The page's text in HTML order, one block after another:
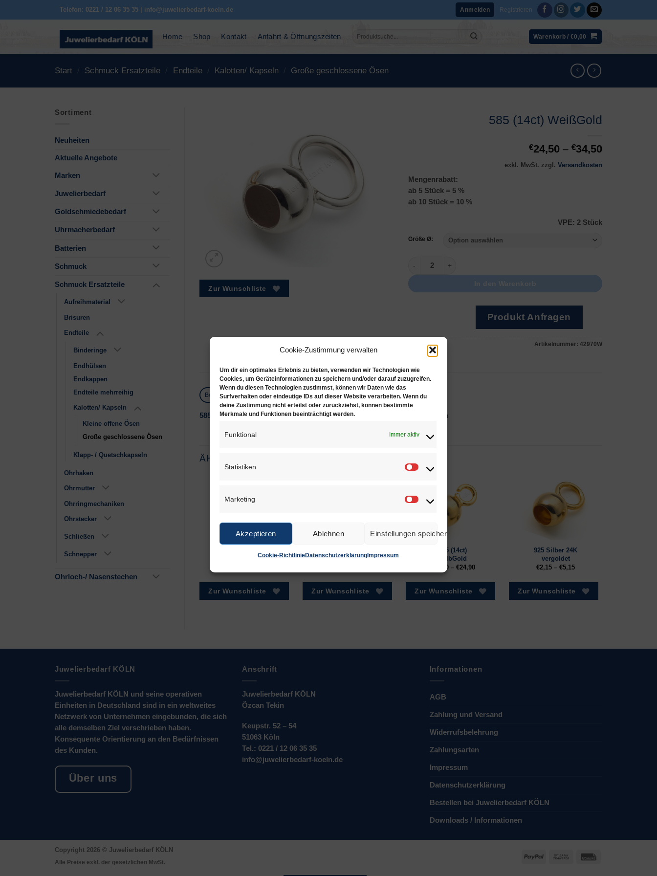
Cookie-Zustimmung verwalten
Um dir ein optimales Erlebnis zu bieten, verwenden wir Technologien wie
Cookies, um Geräteinformationen zu speichern und/oder darauf zuzugreifen.
Wenn du diesen Technologien zustimmst, können wir Daten wie das
Surfverhalten oder eindeutige IDs auf dieser Website verarbeiten. Wenn du
deine Zustimmung nicht erteilst oder zurückziehst, können bestimmte
Merkmale und Funktionen beeinträchtigt werden.
Funktional Immer aktiv
Statistiken
Statistiken
Marketing
Marketing
Akzeptieren Ablehnen Einstellungen speichern
Cookie-RichtlinieDatenschutzerklärung Impressum
Telefon: 0221 / 12 06 35 35 | info@juwelierbedarf-koeln.de Anmelden Registrieren
Home Shop Kontakt Anfahrt & Öffnungszeiten
Suchen
Warenkorb /€0,00
Start / Schmuck Ersatzteile / Endteile / Kalotten/ Kapseln / Große geschlossene Ösen
Sortiment
Neuheiten
Aktuelle Angebote
Marken
Juwelierbedarf
Goldschmiedebedarf
Uhrmacherbedarf
Batterien
Schmuck
Schmuck Ersatzteile
Aufreihmaterial
Brisuren
Endteile
Binderinge
Endhülsen
Endkappen
Endteile mehrreihig
Kalotten/ Kapseln
Kleine offene Ösen
Große geschlossene Ösen
Klapp- / Quetschkapseln
Ohrhaken
Ohrmutter
Ohrringmechaniken
Ohrstecker
Schließen
Schnepper
Ohrloch-/ Nasenstechen
Zur Wunschliste
585 (14ct) WeißGold
€24,50 – €34,50
exkl. MwSt. zzgl. Versandkosten
Mengenrabatt:
ab 5 Stück = 5 %
ab 10 Stück = 10 %
VPE: 2 Stück
Größe Ø:
585 (14ct) WeißGold Menge
In den Warenkorb
Produkt Anfragen
Artikelnummer: 42970W
Beschreibung Zusätzliche Informationen
585 (14ct) WeißGold Kalotten / Endkapseln mit große geschlossene Ösen
ÄHNLICHE PRODUKTE
vergoldet, poliert
Zur Wunschliste Zur Wunschliste
585 (14ct)
GelbGold
13,50 – €24,90
Zur Wunschliste
925 Silber 24K
vergoldet
€2,15 – €5,15
Zur Wunschliste
375 (9ct) GelbGold
Juwelierbedarf KÖLN
Juwelierbedarf KÖLN und seine operativen
Einheiten in Deutschland sind in ein weltweites
Netzwerk von Unternehmen eingebunden, die sich
alle demselben Ziel verschrieben haben.
Konsequente Orientierung an den Bedürfnissen
des Kunden.
Über uns
Anschrift
Juwelierbedarf KÖLN
Özcan Tekin
Keupstr. 52 – 54
51063 Köln
Tel.: 0221 / 12 06 35 35
info@juwelierbedarf-koeln.de
Informationen
AGB
Zahlung und Versand
Widerrufsbelehrung
Zahlungsarten
Impressum
Datenschutzerklärung
Bestellen bei Juwelierbedarf KÖLN
Downloads / Informationen
PayPal
Bank
Copyright 2026 © Juwelierbedarf KÖLN
Alle Preise exkl. der gesetzlichen MwSt.